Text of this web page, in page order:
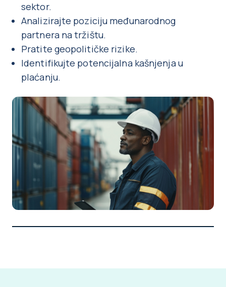
sektor.
Analizirajte poziciju međunarodnog
partnera na tržištu.
Pratite geopolitičke rizike.
Identifikujte potencijalna kašnjenja u
plaćanju.